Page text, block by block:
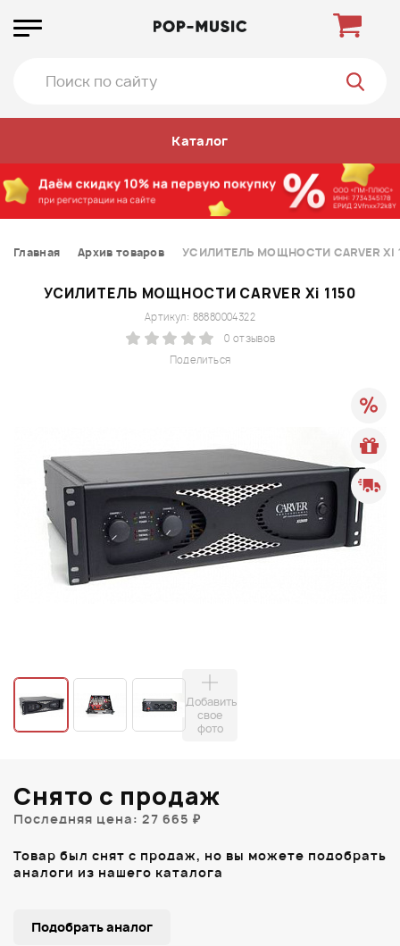
Каталог
Главная Архив товаров УСИЛИТЕЛЬ МОЩНОСТИ CARVER Xi
УСИЛИТЕЛЬ МОЩНОСТИ CARVER Xi 1150
Поделиться
Артикул: 88880004322
0 отзывов
Добавить
свое
фото
Снято с продаж
Последняя цена: 27 665 ₽
Товар был снят с продаж, но вы можете подобрать
аналоги из нашего каталога
Подобрать аналог